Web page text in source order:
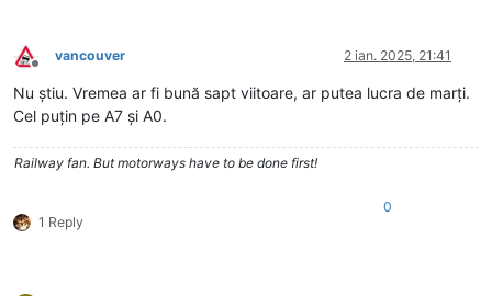
Deconectat
vancouver 2 ian. 2025, 21:41
Nu știu. Vremea ar fi bună sapt viitoare, ar putea lucra de marți.
Cel puțin pe A7 și A0.
Railway fan. But motorways have to be done first!
1 Reply
0